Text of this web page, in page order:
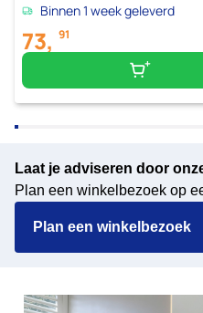
Binnen 1 week geleverd
73, 91
Laat je adviseren door
Plan een winkelbezoek op
Plan een winkelbezoek